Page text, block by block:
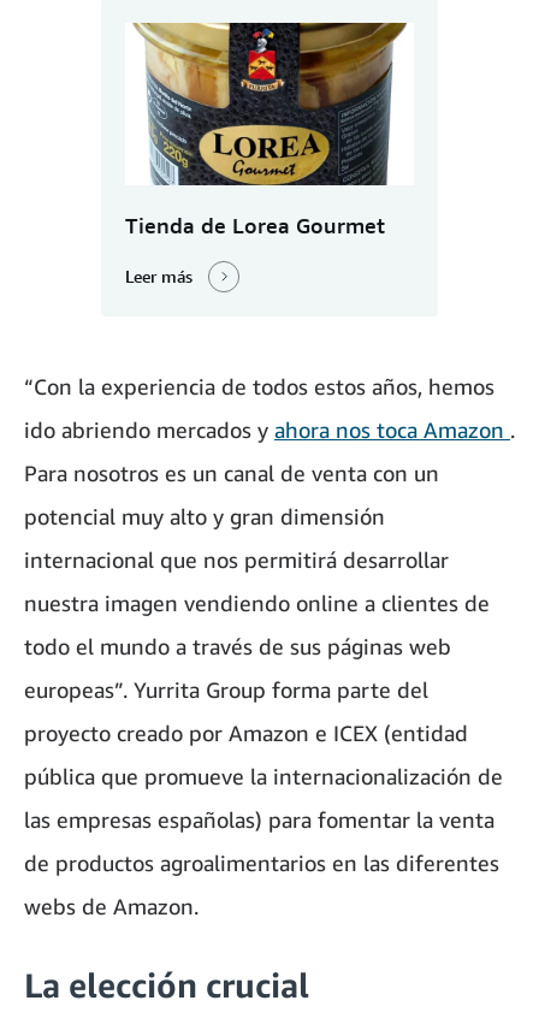
Tienda de Lorea Gourmet
Leer más
“Con la experiencia de todos estos años, hemos
ido abriendo mercados y ahora nos toca Amazon .
Para nosotros es un canal de venta con un
potencial muy alto y gran dimensión
internacional que nos permitirá desarrollar
nuestra imagen vendiendo online a clientes de
todo el mundo a través de sus páginas web
europeas”. Yurrita Group forma parte del
proyecto creado por Amazon e ICEX (entidad
pública que promueve la internacionalización de
las empresas españolas) para fomentar la venta
de productos agroalimentarios en las diferentes
webs de Amazon.
La elección crucial